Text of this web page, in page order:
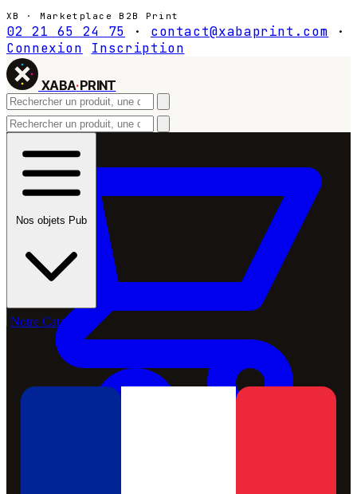
XB · Marketplace B2B Print
02 21 65 24 75 · contact@xabaprint.com
·
Connexion
Inscription
XABA·PRINT
Nos objets Pub
Notre Catalogue